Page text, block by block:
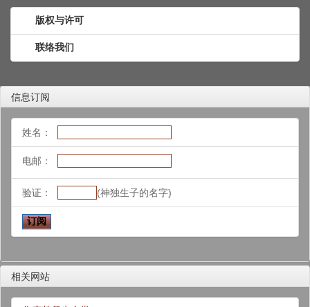
版权与许可
联络我们
信息订阅
姓名：
电邮：
验证： (神独生子的名字)
相关网站